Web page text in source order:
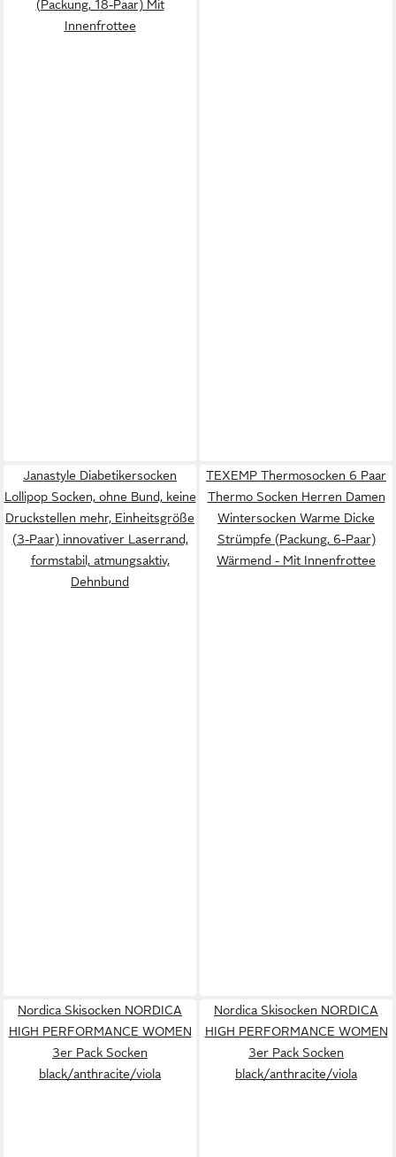
(Packung, 18-Paar) Mit
Innenfrottee
Janastyle Diabetikersocken
Lollipop Socken, ohne Bund, keine
Druckstellen mehr, Einheitsgröße
(3-Paar) innovativer Laserrand,
formstabil, atmungsaktiv,
Dehnbund
TEXEMP Thermosocken 6 Paar
Thermo Socken Herren Damen
Wintersocken Warme Dicke
Strümpfe (Packung, 6-Paar)
Wärmend - Mit Innenfrottee
Nordica Skisocken NORDICA
HIGH PERFORMANCE WOMEN
3er Pack Socken
black/anthracite/viola
Nordica Skisocken NORDICA
HIGH PERFORMANCE WOMEN
3er Pack Socken
black/anthracite/viola